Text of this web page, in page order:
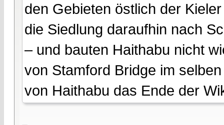
den Gebieten östlich der
die Siedlung daraufhin nach
– und bauten Haithabu nicht
von Stamford Bridge im
von Haithabu das Ende der